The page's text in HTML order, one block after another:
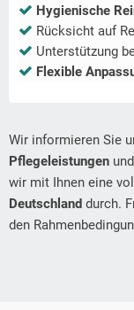
Hygienische
Rücksicht auf
Unterstützung
Flexible
Wir informieren Sie
Pflegeleistungen und
wir mit Ihnen eine
Deutschland durch.
den